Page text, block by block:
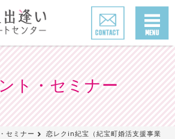
ト・セミナー
セミナー
恋レクin紀宝（紀宝町婚活支援事業